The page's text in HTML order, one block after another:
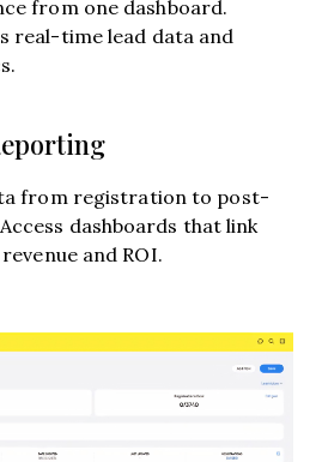
from one dashboard.
real-time lead data and
from registration to post-
dashboards that link
and ROI.